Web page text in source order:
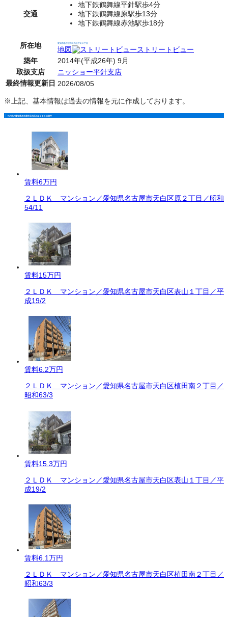
交通
地下鉄鶴舞線平針駅歩4分
地下鉄鶴舞線原駅歩13分
地下鉄鶴舞線赤池駅歩18分
所在地 愛知県名古屋市天白区平針２丁目
地図
ストリートビュー
築年
2014年(平成26年) 9月
取扱支店
ニッショー平針支店
最終情報更新日 2026/08/05
※上記、基本情報は過去の情報を元に作成しております。
その他の愛知県名古屋市天白区の２ＬＤＫの物件
賃料6万円
２ＬＤＫ マンション／愛知県名古屋市天白区原２丁目／昭和
54/11
賃料15万円
２ＬＤＫ マンション／愛知県名古屋市天白区表山１丁目／平
成19/2
賃料6.2万円
２ＬＤＫ マンション／愛知県名古屋市天白区植田南２丁目／
昭和63/3
賃料15.3万円
２ＬＤＫ マンション／愛知県名古屋市天白区表山１丁目／平
成19/2
賃料6.1万円
２ＬＤＫ マンション／愛知県名古屋市天白区植田南２丁目／
昭和63/3